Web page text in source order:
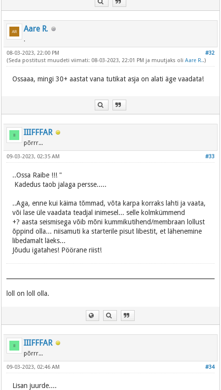
Aare R.
.
#32
08-03-2023, 22:00 PM
(Seda postitust muudeti viimati: 08-03-2023, 22:01 PM ja muutjaks oliAare R..)
Ossaaa, mingi 30+ aastat vana tutikat asja on alati äge vaadata!
IIIFFFAR
põrrr...
#33
09-03-2023, 02:35 AM
..Ossa Raibe !!! "
Kadedus taob jalaga persse.....
..Aga, enne kui käima tõmmad, võta karpa korraks lahti ja vaata,
või lase üle vaadata teadjal inimesel... selle kolmkümmend
+? aasta seismisega võib mõni kummikutihend/membraan lollust
õppind olla... niisamuti ka starterile pisut libestit, et lähenemine
libedamalt läeks...
Jõudu igatahes! Pöörane riist!
loll on loll olla.
IIIFFFAR
põrrr...
#34
09-03-2023, 02:46 AM
Lisan juurde....